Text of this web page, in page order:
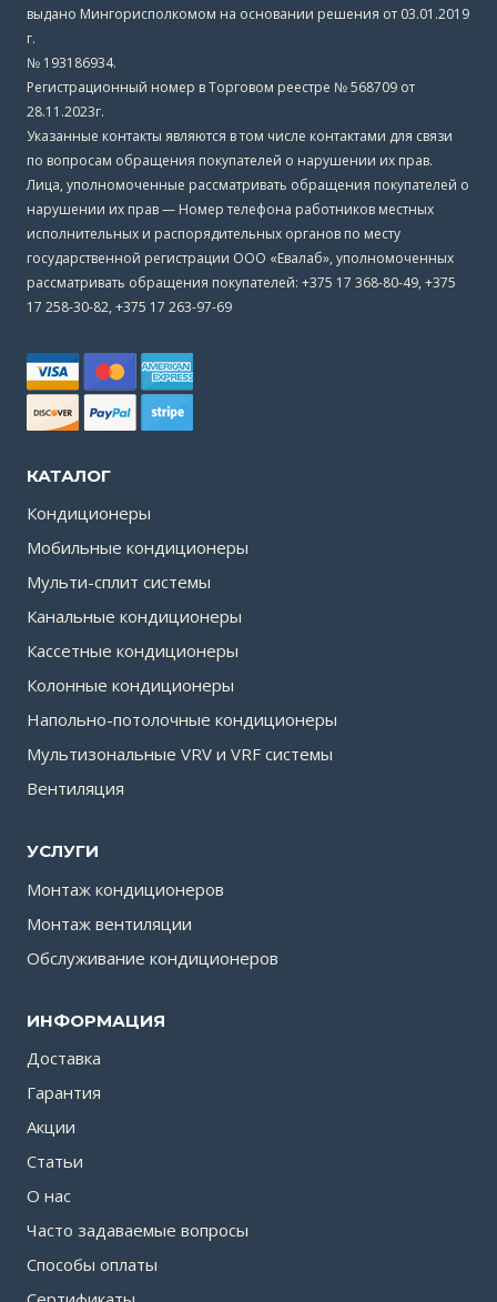
выдано Мингорисполкомом на основании решения от 03.01.2019
г.
№ 193186934.
Регистрационный номер в Торговом реестре № 568709 от
28.11.2023г.
Указанные контакты являются в том числе контактами для связи
по вопросам обращения покупателей о нарушении их прав.
Лица, уполномоченные рассматривать обращения покупателей о
нарушении их прав — Номер телефона работников местных
исполнительных и распорядительных органов по месту
государственной регистрации ООО «Евалаб», уполномоченных
рассматривать обращения покупателей: +375 17 368-80-49, +375
17 258-30-82, +375 17 263-97-69
КАТАЛОГ
Кондиционеры
Мобильные кондиционеры
Мульти-сплит системы
Канальные кондиционеры
Кассетные кондиционеры
Колонные кондиционеры
Напольно-потолочные кондиционеры
Мультизональные VRV и VRF системы
Вентиляция
УСЛУГИ
Монтаж кондиционеров
Монтаж вентиляции
Обслуживание кондиционеров
ИНФОРМАЦИЯ
Доставка
Гарантия
Акции
Статьи
О нас
Часто задаваемые вопросы
Способы оплаты